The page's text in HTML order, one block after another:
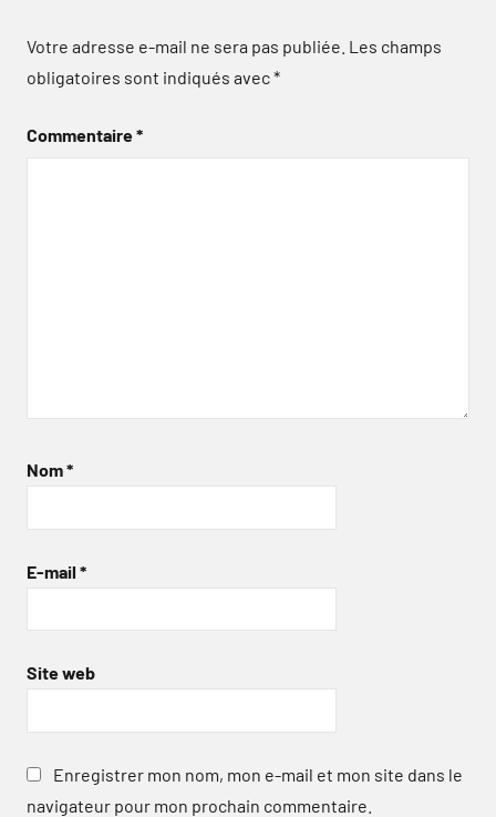
Votre adresse e-mail ne sera pas publiée. Les champs
obligatoires sont indiqués avec*
Commentaire*
Nom*
E-mail *
Site web
Enregistrer mon nom, mon e-mail et mon site dans le
navigateur pour mon prochain commentaire.